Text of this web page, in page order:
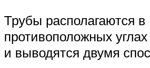
Трубы располагаются в
противоположных
и выводятся двумя